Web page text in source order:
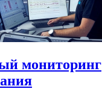
мониторинг